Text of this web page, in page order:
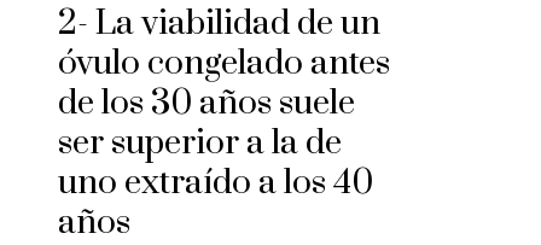
2- La viabilidad de un
óvulo congelado antes
de los 30 años suele
ser superior a la de
uno extraído a los 40
años